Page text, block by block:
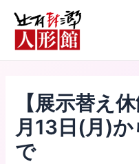
【展示替え
月13日(月)
で
稿
ナ
ビ
シ
ョ
ン